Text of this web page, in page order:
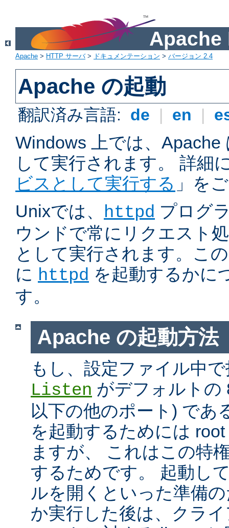
Apache
Apache > HTTP サーバ> ドキュメンテーション > バージョン 2.4
Apache の起動
翻訳済み言語: de | en |
Windows 上では、
して実行されます。 詳細
ビスとして実行する 」を
Unixでは、 httpd プログ
ウンドで常にリクエスト
として実行されます。こ
に httpd を起動するかに
す。
Apache の起動方法
もし、設定ファイル中
Listen がデフォルトの
以下の他のポート) であ
を起動するためには
ますが、 これはこの特
するためです。 起動し
ルを開くといった準備
か実行した後は、クラ